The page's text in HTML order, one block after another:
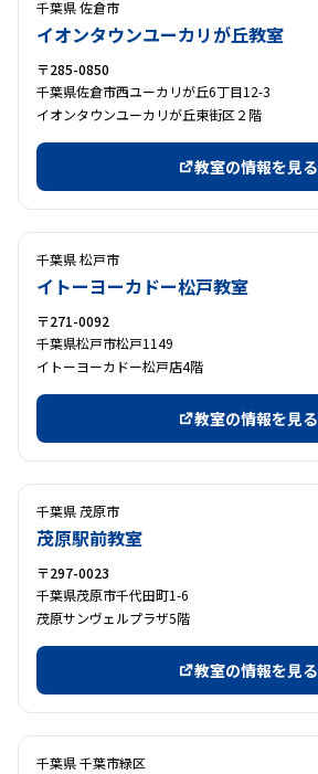
千葉県 佐倉市
イオンタウンユーカリが丘教室
〒285-0850
千葉県佐倉市西ユーカリが丘6丁目12-3
イオンタウンユーカリが丘東街区２階
教室の情報を見る
千葉県 松戸市
イトーヨーカドー松戸教室
〒271-0092
千葉県松戸市松戸1149
イトーヨーカドー松戸店4階
教室の情報を見る
千葉県 茂原市
茂原駅前教室
〒297-0023
千葉県茂原市千代田町1-6
茂原サンヴェルプラザ5階
教室の情報を見る
千葉県 千葉市緑区